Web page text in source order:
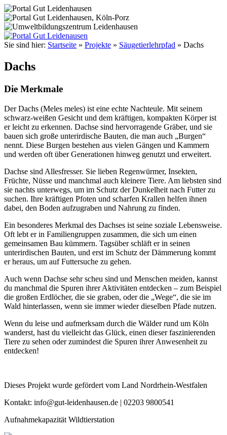
Sie sind hier: Startseite » Projekte » Säugetierlehrpfad » Dachs
Dachs
Die Merkmale
Der Dachs (Meles meles) ist eine echte Nachteule. Mit seinem
schwarz-weißen Gesicht und dem kräftigen, kompakten Körper ist
er leicht zu erkennen. Dachse sind hervorragende Gräber, und sie
bauen sich große unterirdische Bauten, die man auch „Burgen“
nennt. Diese Burgen bestehen aus vielen Gängen und Kammern
und werden oft über Generationen hinweg genutzt und erweitert.
Dachse sind Allesfresser. Sie lieben Regenwürmer, Insekten,
Früchte, Nüsse und manchmal auch kleinere Tiere. Am liebsten sind
sie nachts unterwegs, um im Schutz der Dunkelheit nach Futter zu
suchen. Ihre kräftigen Pfoten und scharfen Krallen helfen ihnen
dabei, den Boden aufzugraben und Nahrung zu finden.
Ein besonderes Merkmal des Dachses ist seine soziale Lebensweise.
Oft lebt er in Familiengruppen zusammen, die sich um einen
gemeinsamen Bau kümmern. Tagsüber schläft er in seinen
unterirdischen Bauten, und erst im Schutz der Dämmerung kommt
er heraus, um auf Futtersuche zu gehen.
Auch wenn Dachse sehr scheu sind und Menschen meiden, kannst
du manchmal die Spuren ihrer Aktivitäten entdecken – zum Beispiel
die großen Erdlöcher, die sie graben, oder die „Wege“, die sie im
Wald hinterlassen, wenn sie immer wieder dieselben Pfade nutzen.
Wenn du leise und aufmerksam durch die Wälder rund um Köln
wanderst, hast du vielleicht das Glück, einen dieser faszinierenden
Tiere zu sehen oder zumindest die Spuren ihrer Anwesenheit zu
entdecken!
Dieses Projekt wurde gefördert vom Land Nordrhein-Westfalen
Kontakt: info@gut-leidenhausen.de | 02203 9800541
Aufnahmekapazität Wildtierstation